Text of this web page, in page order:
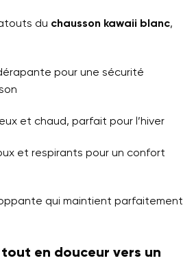
du chausson kawaii blanc,
pour une sécurité
et chaud, parfait pour l’hiver
et respirants pour un confort
qui maintient parfaitement
en douceur vers un